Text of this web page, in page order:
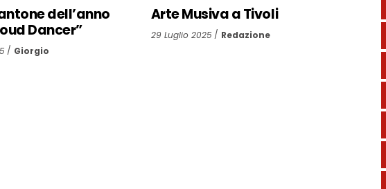
dell’anno
Dancer”
Giorgio
Arte Musiva a Tivoli
29 Luglio 2025 Redazione